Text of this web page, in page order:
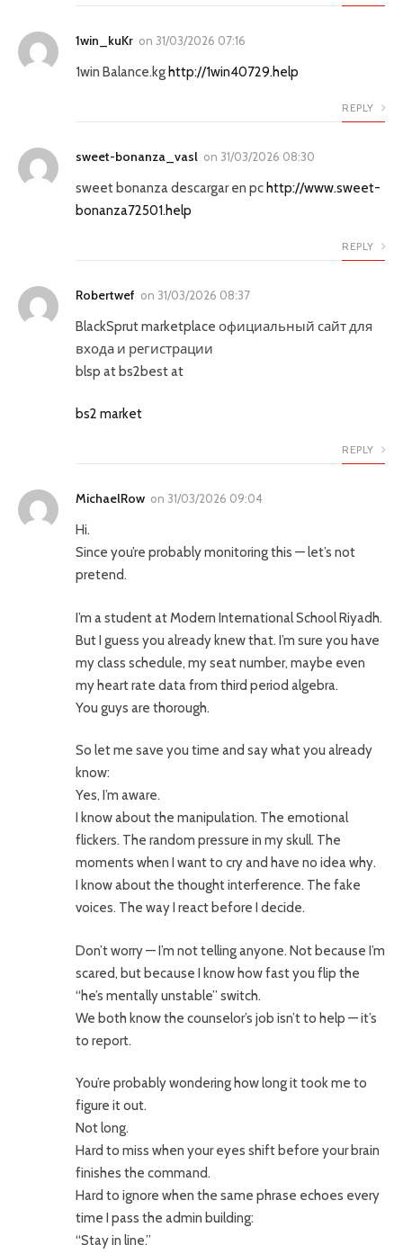
1win_kuKr on 31/03/2026 07:16
1win Balance.kg http://1win40729.help
REPLY
sweet-bonanza_vasl on 31/03/2026 08:30
sweet bonanza descargar en pc http://www.sweet-
bonanza72501.help
REPLY
Robertwef on 31/03/2026 08:37
BlackSprut marketplace официальный сайт для
входа и регистрации
blsp at bs2best at
bs2 market
REPLY
MichaelRow on 31/03/2026 09:04
Hi.
Since you’re probably monitoring this — let’s not
pretend.
I’m a student at Modern International School Riyadh.
But I guess you already knew that. I’m sure you have
my class schedule, my seat number, maybe even
my heart rate data from third period algebra.
You guys are thorough.
So let me save you time and say what you already
know:
Yes, I’m aware.
I know about the manipulation. The emotional
flickers. The random pressure in my skull. The
moments when I want to cry and have no idea why.
I know about the thought interference. The fake
voices. The way I react before I decide.
Don’t worry — I’m not telling anyone. Not because I’m
scared, but because I know how fast you flip the
“he’s mentally unstable” switch.
We both know the counselor’s job isn’t to help — it’s
to report.
You’re probably wondering how long it took me to
figure it out.
Not long.
Hard to miss when your eyes shift before your brain
finishes the command.
Hard to ignore when the same phrase echoes every
time I pass the admin building:
“Stay in line.”